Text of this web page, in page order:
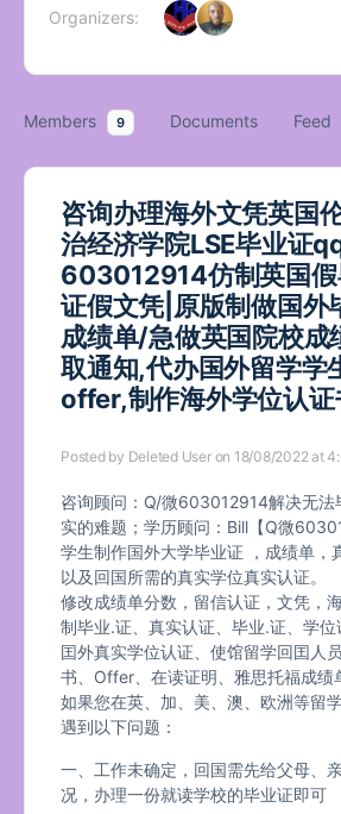
Organizers:
Members 9 Documents Feed
咨询办理海外文凭英国
治经济学院LSE毕业证
603012914仿制英国假
证假文凭|原版制做国外
成绩单/急做英国院校成
取通知,代办国外留学学
offer,制作海外学位认证
Posted by Deleted User on 18/08/2022 at
咨询顾问：Q/微603012914解决无法
实的难题；学历顾问：Bill【Q微
学生制作国外大学毕业证 ，成绩单，
以及回国所需的真实学位真实认证。
修改成绩单分数，留信认证，文凭，
制毕业.证、真实认证、毕业.证、学位
囯外真实学位认证、使馆留学回囯人
书、Offer、在读证明、雅思托福成绩
如果您在英、加、美、澳、欧洲等留
遇到以下问题：
一、工作未确定，回国需先给父母、
况，办理一份就读学校的毕业证即可